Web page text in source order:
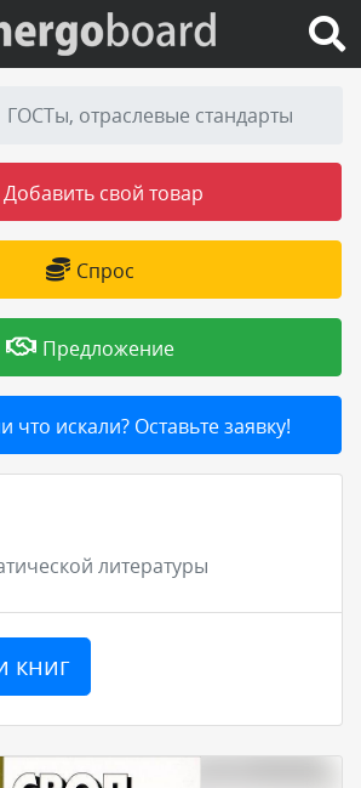
или услугу
ГОСТы, отраслевые стандарты
Добавить свой товар
Спрос
Предложение
что искали? Оставьте заявку!
литературы
книг